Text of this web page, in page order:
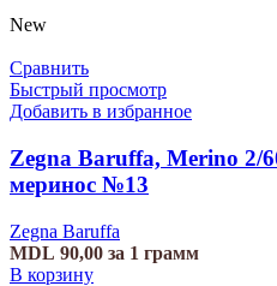
New
Сравнить
Быстрый просмотр
Добавить в избранное
Zegna Baruffa, Merino 2/
меринос №13
Zegna Baruffa
MDL 90,00 за 1 грамм
В корзину